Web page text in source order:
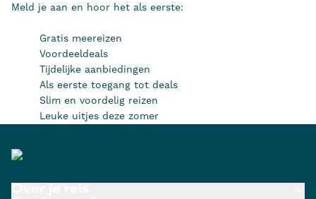
Meld je aan en hoor het als eerste:
Gratis meereizen
Voordeeldeals
Tijdelijke aanbiedingen
Als eerste toegang tot deals
Slim en voordelig reizen
Leuke uitjes deze zomer